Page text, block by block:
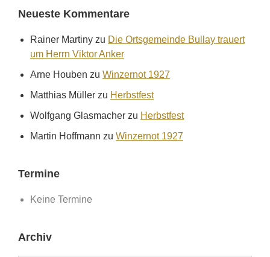
Neueste Kommentare
Rainer Martiny zu Die Ortsgemeinde Bullay trauert
um Herrn Viktor Anker
Arne Houben zu Winzernot 1927
Matthias Müller zu Herbstfest
Wolfgang Glasmacher zu Herbstfest
Martin Hoffmann zu Winzernot 1927
Termine
Keine Termine
Archiv